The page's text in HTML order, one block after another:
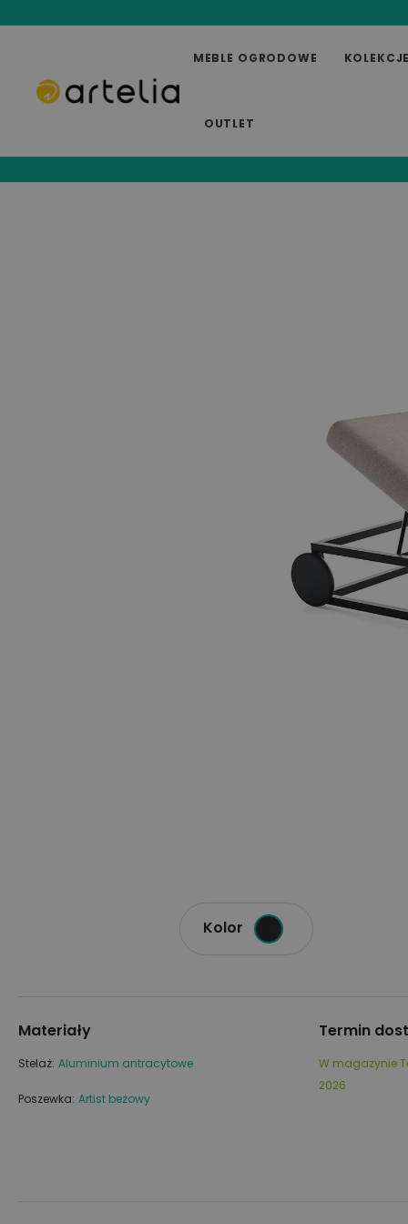
MEBLE OGRODOWE KOLEKCJE
OUTLET
Kolor
Materiały
Stelaż: Aluminium antracytowe
Poszewka: Artist beżowy
Termin
W magazynie
2026